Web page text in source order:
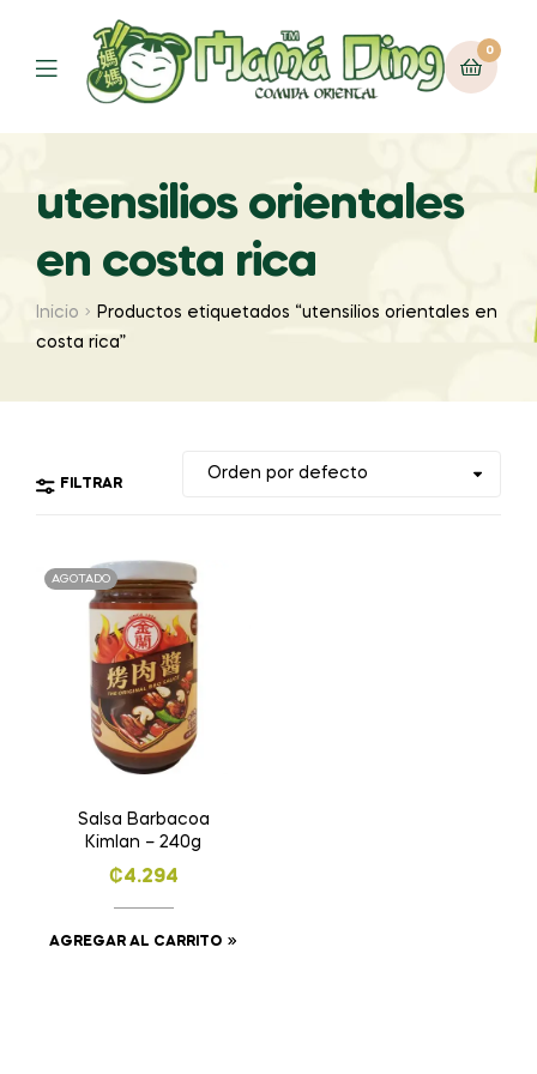
0
Menú
utensilios orientales
en costa rica
Inicio
Productos etiquetados “utensilios orientales en
costa rica”
FILTRAR
AGOTADO
Salsa Barbacoa
Kimlan – 240g
₡4.294
AGREGAR AL CARRITO